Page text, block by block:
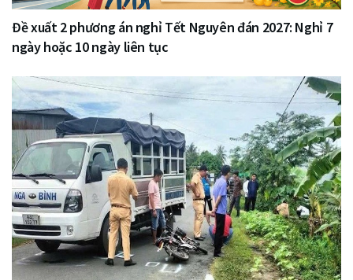
Đề xuất 2 phương án nghỉ Tết Nguyên đán 2027: Nghỉ 7
ngày hoặc 10 ngày liên tục